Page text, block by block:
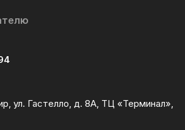
ул. Гастелло, д. 8А, ТЦ «Терминал»,